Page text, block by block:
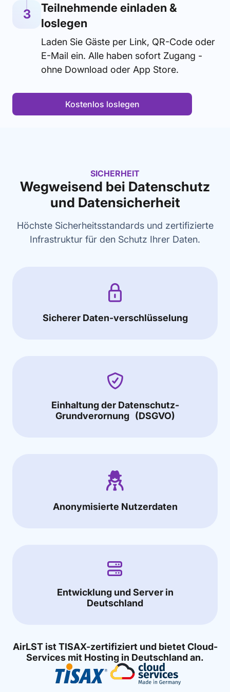
3
Teilnehmende einladen &
loslegen
Laden Sie Gäste per Link, QR-Code oder
E-Mail ein. Alle haben sofort Zugang -
ohne Download oder App Store.
Kostenlos loslegen
SICHERHEIT
Wegweisend bei Datenschutz
und Datensicherheit
Höchste Sicherheitsstandards und zertifizierte
Infrastruktur für den Schutz Ihrer Daten.
Sicherer Daten-verschlüsselung
Einhaltung der Datenschutz-
Grundverornung (DSGVO)
Anonymisierte Nutzerdaten
Entwicklung und Server in
Deutschland
AirLST ist TISAX-zertifiziert und bietet Cloud-
Services mit Hosting in Deutschland an.